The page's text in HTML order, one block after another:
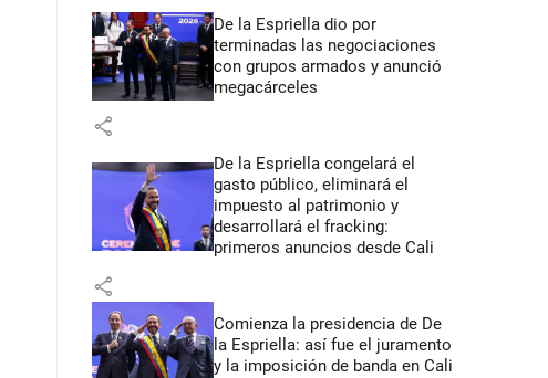
De la Espriella dio por
terminadas las negociaciones
con grupos armados y anunció
megacárceles
share
De la Espriella congelará el
gasto público, eliminará el
impuesto al patrimonio y
desarrollará el fracking:
primeros anuncios desde Cali
share
Comienza la presidencia de De
la Espriella: así fue el juramento
y la imposición de banda en Cali